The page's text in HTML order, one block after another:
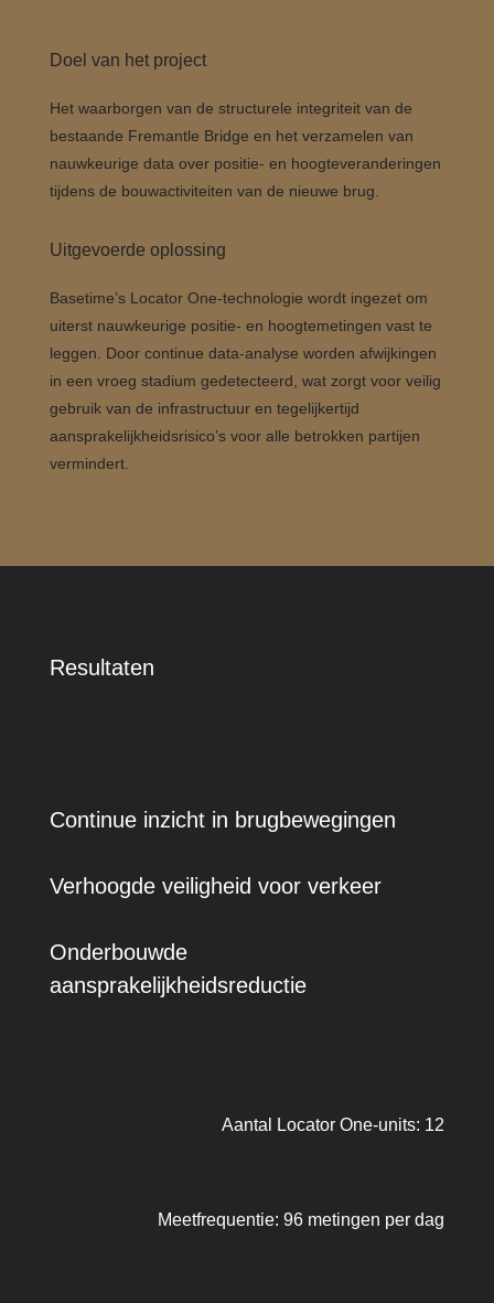
Doel van het project
Het waarborgen van de structurele integriteit van de
bestaande Fremantle Bridge en het verzamelen van
nauwkeurige data over positie- en hoogteveranderingen
tijdens de bouwactiviteiten van de nieuwe brug.
Uitgevoerde oplossing
Basetime’s Locator One-technologie wordt ingezet om
uiterst nauwkeurige positie- en hoogtemetingen vast te
leggen. Door continue data-analyse worden afwijkingen
in een vroeg stadium gedetecteerd, wat zorgt voor veilig
gebruik van de infrastructuur en tegelijkertijd
aansprakelijkheidsrisico’s voor alle betrokken partijen
vermindert.
Resultaten
Continue inzicht in brugbewegingen
Verhoogde veiligheid voor verkeer
Onderbouwde
aansprakelijkheidsreductie
Aantal Locator One-units: 12
Meetfrequentie: 96 metingen per dag